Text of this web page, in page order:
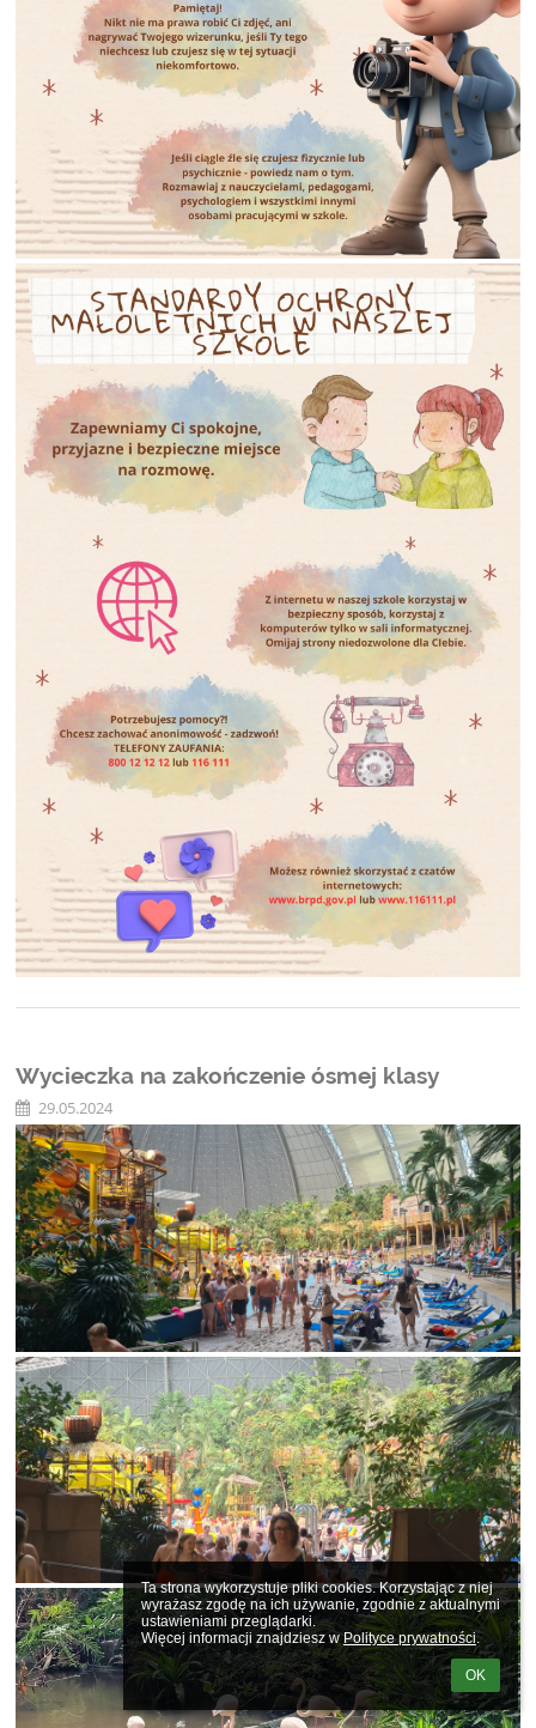
Ta strona wykorzystuje pliki cookies. Korzystając z niej
wyrażasz zgodę na ich używanie, zgodnie z aktualnymi
ustawieniami przeglądarki.
Więcej informacji znajdziesz w Polityce prywatności.
OK
Wycieczka na zakończenie ósmej klasy
29.05.2024